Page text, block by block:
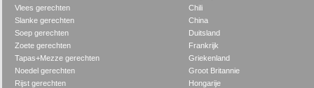
Vlees gerechten
Slanke gerechten
Soep gerechten
Zoete gerechten
Tapas+Mezze gerechten
Noedel gerechten
Rijst gerechten
Chili
China
Duitsland
Frankrijk
Griekenland
Groot Britannie
Hongarije